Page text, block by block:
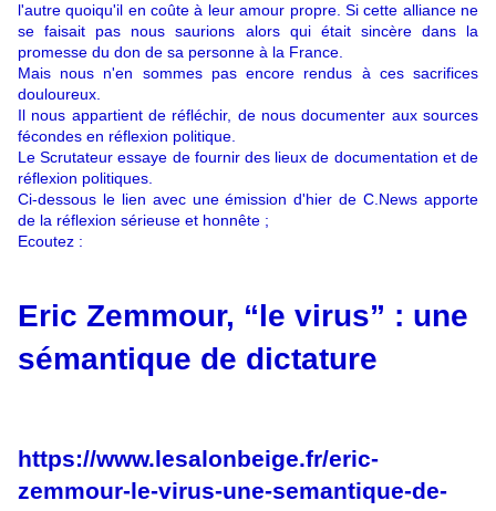
l'autre quoiqu'il en coûte à leur amour propre. Si cette alliance ne
se faisait pas nous saurions alors qui était sincère dans la
promesse du don de sa personne à la France.
Mais nous n'en sommes pas encore rendus à ces sacrifices
douloureux.
Il nous appartient de réfléchir, de nous documenter aux sources
fécondes en réflexion politique.
Le Scrutateur essaye de fournir des lieux de documentation et de
réflexion politiques.
Ci-dessous le lien avec une émission d'hier de C.News apporte
de la réflexion sérieuse et honnête ;
Ecoutez :
Eric Zemmour, “le virus” : une
sémantique de dictature
https://www.lesalonbeige.fr/eric-
zemmour-le-virus-une-semantique-de-